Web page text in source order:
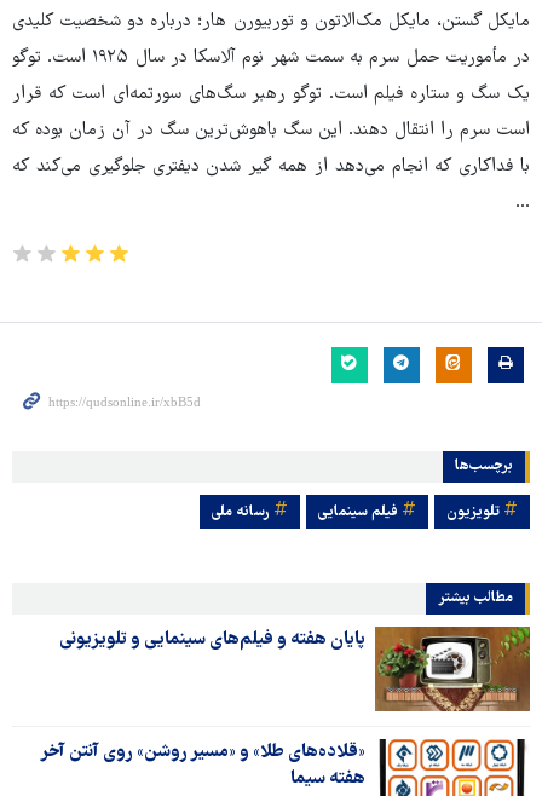
مایکل گستن، مایکل مک‌الاتون و توربیورن هار؛ درباره دو شخصیت کلیدی
در مأموریت حمل سرم به سمت شهر نوم آلاسکا در سال ۱۹۲۵ است. توگو
یک سگ و ستاره فیلم است. توگو رهبر سگ‌های سورتمه‌ای است که قرار
است سرم را انتقال دهند. این سگ باهوش‌ترین سگ در آن زمان بوده که
با فداکاری که انجام می‌دهد از همه گیر شدن دیفتری جلوگیری می‌کند که
...
برچسب‌ها
تلویزیون فیلم سینمایی رسانه ملی
مطالب بیشتر
پایان هفته و فیلم‌های سینمایی و تلویزیونی
«قلاده‌های طلا» و «مسیر روشن» روی آنتن آخر
هفته سیما